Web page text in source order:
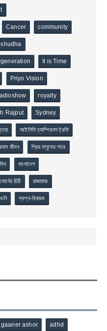
Cancer community
It is Time
Priyo Vision
royalty
Rajput Sydney
আইসিসি চ্যাম্পিয়নস ট্রফি
জীবন প্রিয় মানুষের শহর
বাংলাদেশ
চিঠি রাজাকার
স্বপ্ন-বিধায়ক
ashor adhd